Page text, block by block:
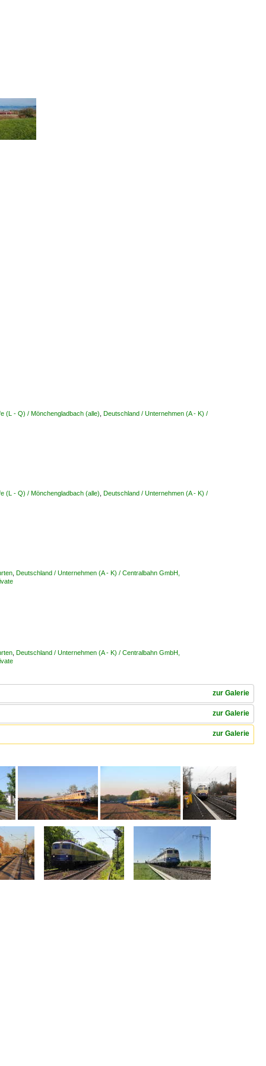
(L - Q) / Mönchengladbach (alle) Deutschland / Unternehmen (A - K) /
(L - Q) / Mönchengladbach (alle) Deutschland / Unternehmen (A - K) /
Deutschland / Unternehmen (A - K) / Centralbahn GmbH,
Deutschland / Unternehmen (A - K) / Centralbahn GmbH,
zur Galerie
zur Galerie
zur Galerie